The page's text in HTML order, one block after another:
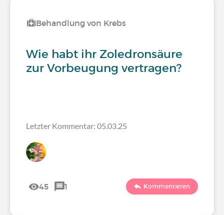
Behandlung von Krebs
Wie habt ihr Zoledronsäure
zur Vorbeugung vertragen?
Letzter Kommentar: 05.03.25
45 1 Kommentieren